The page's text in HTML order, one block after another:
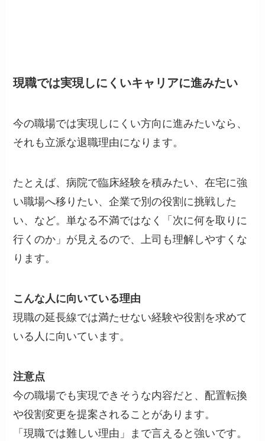
現職では実現しにくいキャリアに進みたい
今の職場では実現しにくい方向に進みたいなら、
それも立派な退職理由になります。
たとえば、病院で臨床経験を積みたい、在宅に強
い職場へ移りたい、企業で別の役割に挑戦した
い、など。単なる不満ではなく「次に何を取りに
行くのか」が見えるので、上司も理解しやすくな
ります。
こんな人に向いている理由
現職の延長線では満たせない経験や役割を求めて
いる人に向いています。
注意点
今の職場でも実現できそうな内容だと、配置転換
や役割変更を提案されることがあります。
「現職では難しい理由」まで言えると強いです。